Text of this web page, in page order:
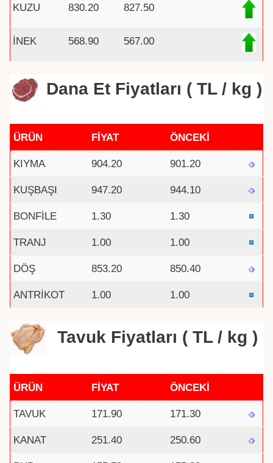
KUZU 830.20 827.50
İNEK 568.90 567.00
Dana Et Fiyatları ( TL / kg )
ÜRÜN FİYAT ÖNCEKİ
KIYMA 904.20 901.20
KUŞBAŞI 947.20 944.10
BONFİLE 1.30 1.30
TRANJ 1.00 1.00
DÖŞ 853.20 850.40
ANTRİKOT 1.00 1.00
Tavuk Fiyatları ( TL / kg )
ÜRÜN FİYAT ÖNCEKİ
TAVUK 171.90 171.30
KANAT 251.40 250.60